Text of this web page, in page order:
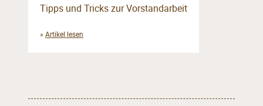
Tipps und Tricks zur Vorstandarbeit
» Artikel lesen